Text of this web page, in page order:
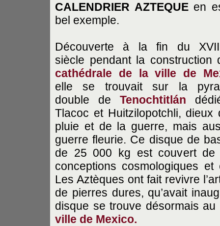
CALENDRIER AZTEQUEen
bel exemple.
Découverte à la fin du
siècle pendant la
cathédrale de la ville de
elle se trouvait sur la
double de Tenochtitlán
Tlacoc et Huitzilopotchli, dieux
pluie et de la guerre, mais
guerre fleurie. Ce disque de
de 25 000 kg est couvert de
conceptions cosmologiques
Les Aztèques ont fait revivre
de pierres dures, qu’avait
disque se trouve désormais au
ville de Mexico.